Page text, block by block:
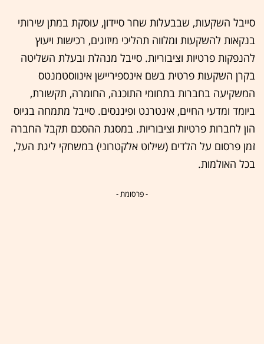
סייבל השקעות, שבבעלות שחר סיידון, עוסקת במתן שירותי
בנקאות להשקעות ומלווה תהליכי מיזוגים, רכישות ויעוץ
להנפקות פרטיות וציבוריות. סייבל מנהלת ובעלת השליטה
בקרן השקעות פרטית בשם אינספיריישן אינווסטמנטס
המשקיעה בחברות בתחומי התוכנה, החומרה, תקשורת,
ביומד ומדעי החיים, אינטרנט ופיננסים. סייבל מתמחה בגיוס
הון לחברות פרטיות וציבוריות. במסגת ההסכם תקבל החברה
זמן פרסום על הלדים (שילוט אלקטרוני) במשחקי ליגת העל,
בכל האולמות.
- פרסומת -